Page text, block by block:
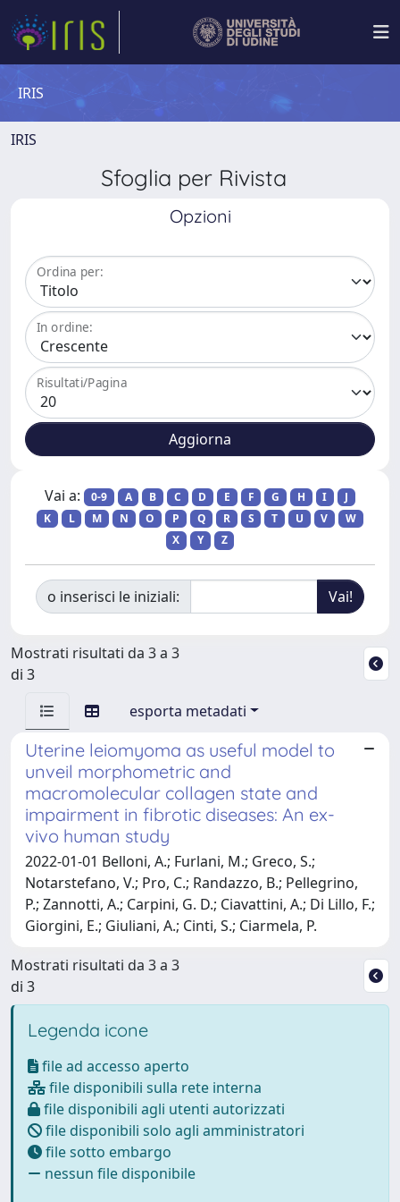
IRIS
IRIS
Sfoglia per Rivista
Opzioni
Ordina per:
In ordine:
Risultati/Pagina
Vai a: 0-9 A B C D E F G H I
J
K
L M N O P Q R S T U V
W
X
Y Z
o inserisci le iniziali:
Mostrati risultati da 3 a 3
di 3
esporta metadati
Uterine leiomyoma as useful model to
unveil morphometric and
macromolecular collagen state and
impairment in fibrotic diseases: An ex-
vivo human study
2022-01-01 Belloni, A.; Furlani, M.; Greco, S.;
Notarstefano, V.; Pro, C.; Randazzo, B.; Pellegrino,
P.; Zannotti, A.; Carpini, G. D.; Ciavattini, A.; Di Lillo, F.;
Giorgini, E.; Giuliani, A.; Cinti, S.; Ciarmela, P.
Mostrati risultati da 3 a 3
di 3
Legenda icone
file ad accesso aperto
file disponibili sulla rete interna
file disponibili agli utenti autorizzati
file disponibili solo agli amministratori
file sotto embargo
nessun file disponibile